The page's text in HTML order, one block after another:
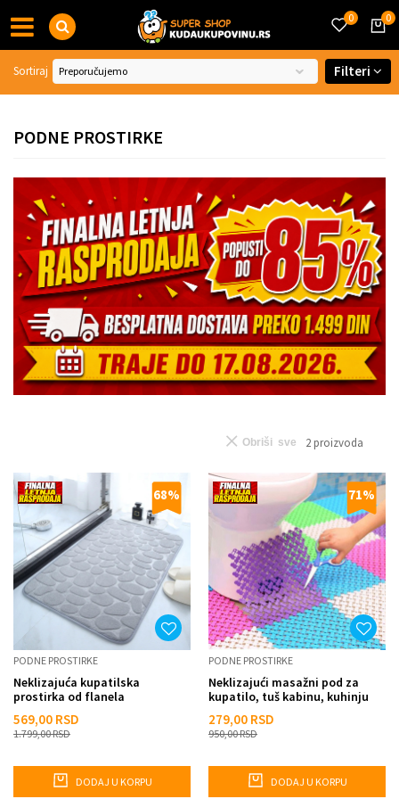
0
0
PODNE PROSTIRKE
Sortiraj Filteri
2 proizvoda
Obriši sve
68%
PODNE PROSTIRKE
Neklizajuća kupatilska
prostirka od flanela
569,00 RSD
1.799,00RSD
DODAJ U KORPU
71%
PODNE PROSTIRKE
Neklizajući masažni pod za
kupatilo, tuš kabinu, kuhinju
279,00 RSD
950,00RSD
DODAJ U KORPU